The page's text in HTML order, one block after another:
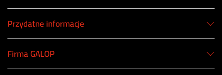
Przydatne informacje
Firma GALOP